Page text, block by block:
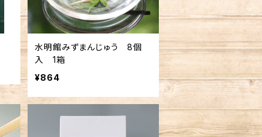
水明館みずまんじゅう 8個
入 1箱
¥864